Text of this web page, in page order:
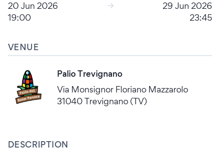
20 Jun 2026
19:00
29 Jun 2026
23:45
VENUE
Palio Trevignano
Via Monsignor Floriano Mazzarolo
31040 Trevignano (TV)
DESCRIPTION